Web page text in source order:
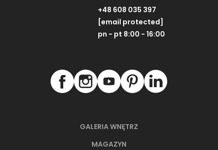
GALERIA WNĘTRZ
MAGAZYN
+48 608 035 397
[email protected]
pn - pt 8:00 - 16:00